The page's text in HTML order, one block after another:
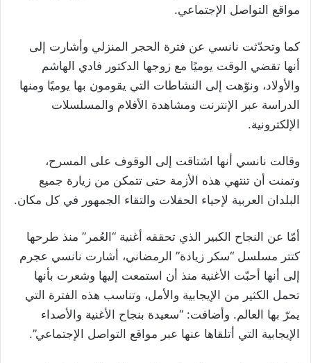
مواقع التواصل الإجتماعي.
كما وتحدّثت نانسي عن فترة الحجر المنزلي وأشارت إلى
أنها تقضي الوقت يوميًا مع زوجها الدكتور فادي الهاشم
والأولاد، ونوّهت إلى النشاطات التي يقومون بها يوميًا ومنها
الدراسة عبر الإنترنت ومشاهدة الأفلام والمسلسلات
الإلكترونية.
وقالت نانسي أنها اشتاقت إلى الوقوف على المسرح،
وتمنت أن تنتهي هذه الأزمة حتى تتمكن من زيارة جميع
البلدان العربية لإحياء الحفلات والتقاء الجمهور في كل مكان.
أمّا عن النجاح الكبير الذي تحققه أغنية “العُمر” منذ طرحها
كتتر مسلسل “سكر زيادة” الرمضاني، أشارت نانسي عجرم
إلى أنها أحبّت الأغنية منذ أن استمعت إليها وشعرت بأنها
تحمل الكثير من الإيجابية والأمل، وتناسب هذه الفترة التي
يمرّ بها العالم. وأضافت: “سعيدة بنجاح الأغنية والأصداء
الإيجابية التي أتلقاها عنها عبر مواقع التواصل الإجتماعي”.